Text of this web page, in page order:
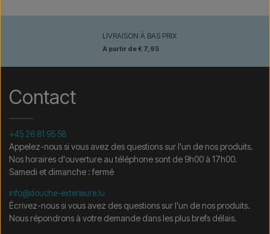
LIVRAISON À BAS PRIX
A partir de € 7,95
Contact
+45 26 81 95 58
Appelez-nous si vous avez des questions sur l'un de nos produits.
Nos horaires d'ouverture au téléphone sont de 9h00 à 17h00.
Samedi et dimanche : fermé
info@douche-exterieure.lu
Écrivez-nous si vous avez des questions sur l'un de nos produits.
Nous répondrons à votre demande dans les plus brefs délais.